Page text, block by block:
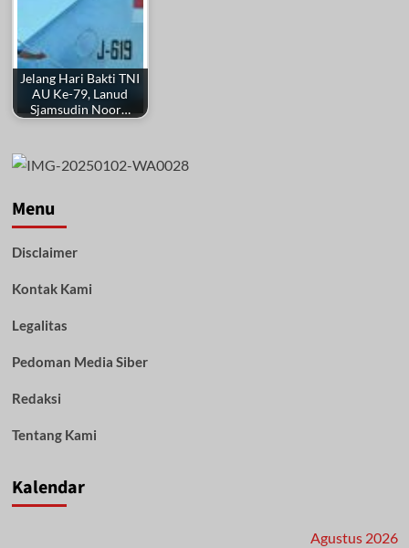
Jelang Hari Bakti TNI
AU Ke-79, Lanud
Sjamsudin Noor…
Menu
Disclaimer
Kontak Kami
Legalitas
Pedoman Media Siber
Redaksi
Tentang Kami
Kalendar
Agustus 2026